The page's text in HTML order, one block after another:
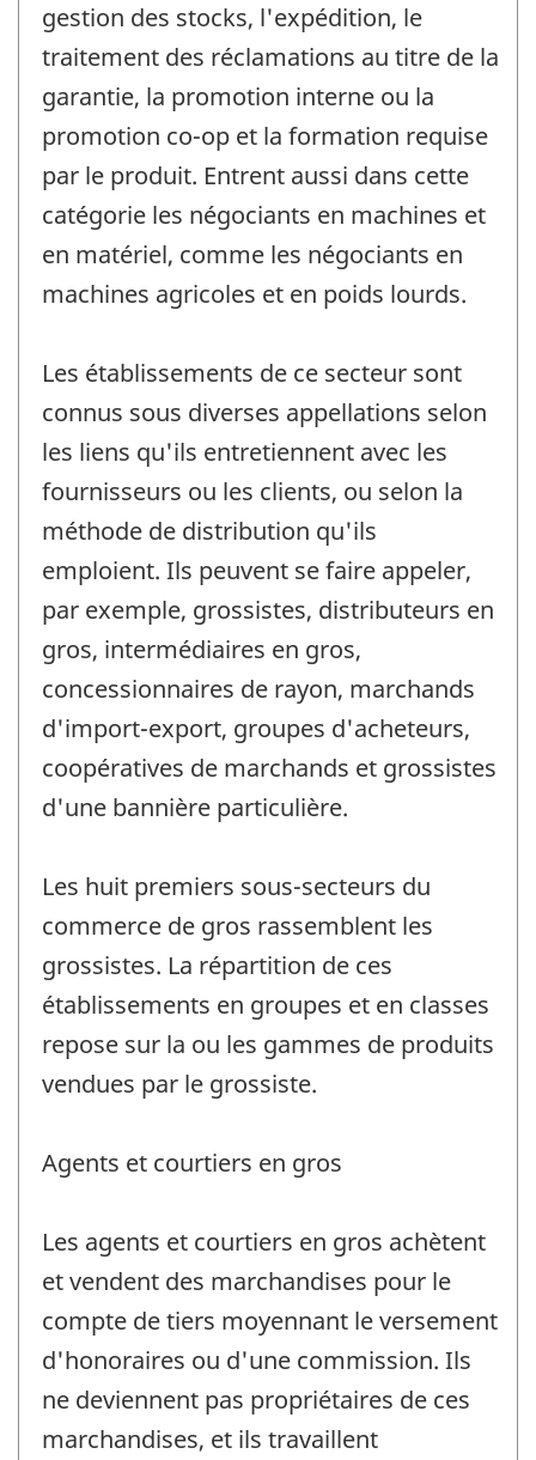
gestion des stocks, l'expédition, le
traitement des réclamations au titre de la
garantie, la promotion interne ou la
promotion co-op et la formation requise
par le produit. Entrent aussi dans cette
catégorie les négociants en machines et
en matériel, comme les négociants en
machines agricoles et en poids lourds.
Les établissements de ce secteur sont
connus sous diverses appellations selon
les liens qu'ils entretiennent avec les
fournisseurs ou les clients, ou selon la
méthode de distribution qu'ils
emploient. Ils peuvent se faire appeler,
par exemple, grossistes, distributeurs en
gros, intermédiaires en gros,
concessionnaires de rayon, marchands
d'import-export, groupes d'acheteurs,
coopératives de marchands et grossistes
d'une bannière particulière.
Les huit premiers sous-secteurs du
commerce de gros rassemblent les
grossistes. La répartition de ces
établissements en groupes et en classes
repose sur la ou les gammes de produits
vendues par le grossiste.
Agents et courtiers en gros
Les agents et courtiers en gros achètent
et vendent des marchandises pour le
compte de tiers moyennant le versement
d'honoraires ou d'une commission. Ils
ne deviennent pas propriétaires de ces
marchandises, et ils travaillent